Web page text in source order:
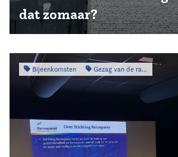
dat zomaar?
Bijeenkomsten Gezag van de raad